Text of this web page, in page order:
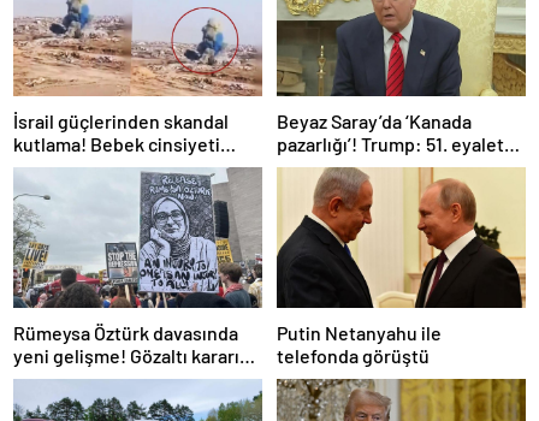
İsrail güçlerinden skandal
kutlama! Bebek cinsiyeti
partisinde Gazze’de bina
patlatıldı
Beyaz Saray’da ‘Kanada
pazarlığı’! Trump: 51. eyalet
olmalı
Rümeysa Öztürk davasında
yeni gelişme! Gözaltı kararına
gerekçe sunamadılar
Putin Netanyahu ile
telefonda görüştü